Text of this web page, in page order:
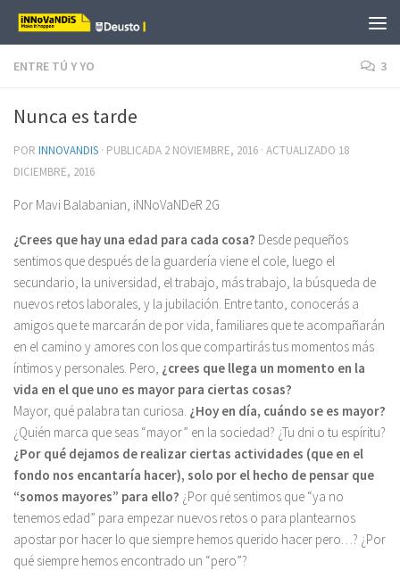
Saltar al contenido
ENTRE TÚ Y YO 3
Nunca es tarde
POR INNOVANDIS · PUBLICADA 2 NOVIEMBRE, 2016 · ACTUALIZADO 18
DICIEMBRE, 2016
Por Mavi Balabanian, iNNoVaNDeR 2G
¿Crees que hay una edad para cada cosa? Desde pequeños
sentimos que después de la guardería viene el cole, luego el
secundario, la universidad, el trabajo, más trabajo, la búsqueda de
nuevos retos laborales, y la jubilación. Entre tanto, conocerás a
amigos que te marcarán de por vida, familiares que te acompañarán
en el camino y amores con los que compartirás tus momentos más
íntimos y personales. Pero, ¿crees que llega un momento en la
vida en el que uno es mayor para ciertas cosas?
Mayor, qué palabra tan curiosa. ¿Hoy en día, cuándo se es mayor?
¿Quién marca que seas “mayor” en la sociedad? ¿Tu dni o tu espíritu?
¿Por qué dejamos de realizar ciertas actividades (que en el
fondo nos encantaría hacer), solo por el hecho de pensar que
“somos mayores” para ello? ¿Por qué sentimos que “ya no
tenemos edad” para empezar nuevos retos o para plantearnos
apostar por hacer lo que siempre hemos querido hacer pero…? ¿Por
qué siempre hemos encontrado un “pero”?